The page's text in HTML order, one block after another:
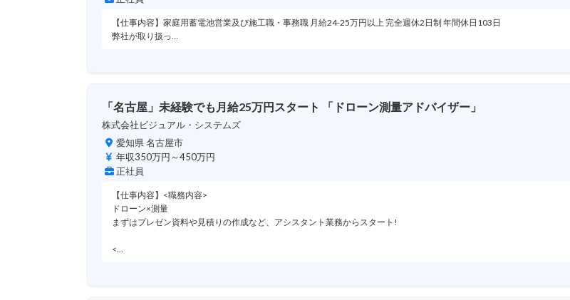
【仕事内容】家庭用蓄電池営業及び施工職・事務職 月給24-25万円以上 完全週休2日制 年間休日103日
弊社が取り扱っ…
「名古屋」未経験でも月給25万円スタート 「ドローン測量アドバイザー」
株式会社ビジュアル・システムズ
愛知県 名古屋市
年収350万円～450万円
正社員
【仕事内容】<職務内容>
ドローン×測量
まずはプレゼン資料や見積りの作成など、アシスタント業務からスタート!
<…